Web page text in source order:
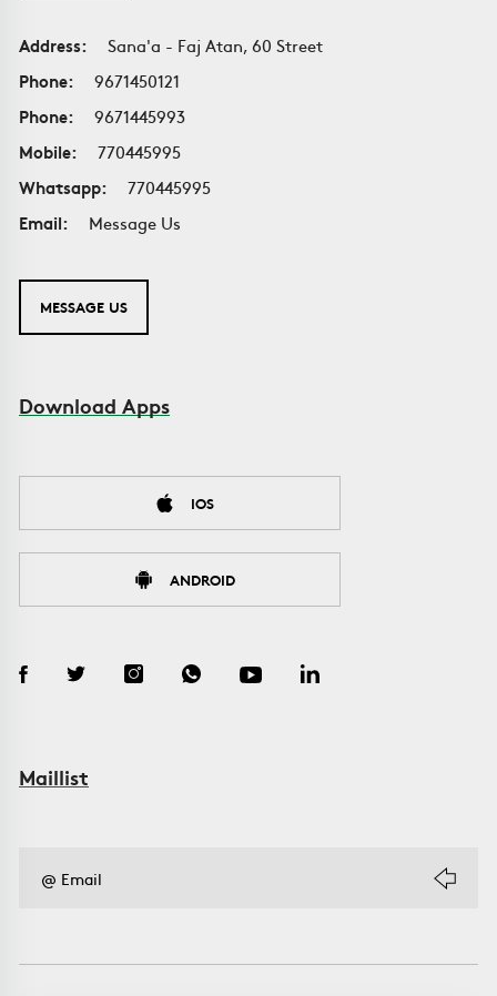
Address:
Sana'a - Faj Atan, 60 Street
Phone:
9671450121
Phone:
9671445993
Mobile:
770445995
Whatsapp:
770445995
Email:
Message Us
MESSAGE US
Download Apps
IOS
ANDROID
Maillist